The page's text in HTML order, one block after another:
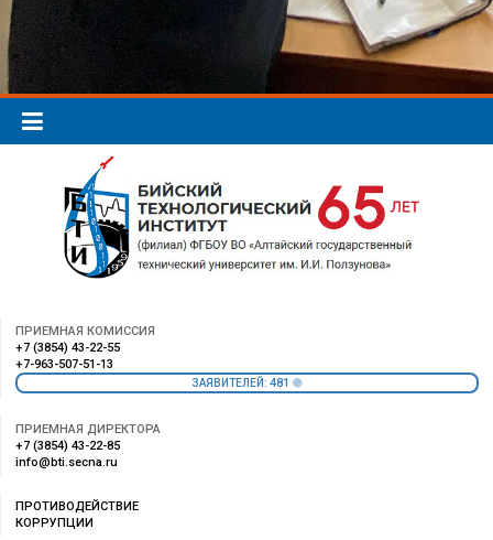
ПРИЕМНАЯ КОМИССИЯ
+7 (3854) 43-22-55
+7-963-507-51-13
ЗАЯВИТЕЛЕЙ: 481
ПРИЕМНАЯ ДИРЕКТОРА
+7 (3854) 43-22-85
info@bti.secna.ru
ПРОТИВОДЕЙСТВИЕ
КОРРУПЦИИ